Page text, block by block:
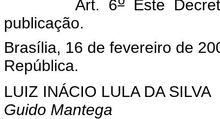
Art. 6 Este
publicação.
Brasília, 16 de fevereiro de
República.
LUIZ INÁCIO LULA DA SILVA
Guido Mantega